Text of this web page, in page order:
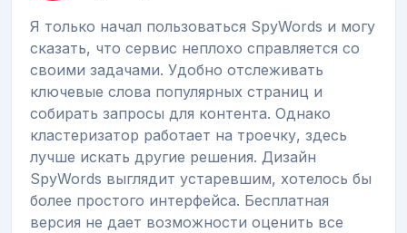
Я только начал пользоваться SpyWords и могу
сказать, что сервис неплохо справляется со
своими задачами. Удобно отслеживать
ключевые слова популярных страниц и
собирать запросы для контента. Однако
кластеризатор работает на троечку, здесь
лучше искать другие решения. Дизайн
SpyWords выглядит устаревшим, хотелось бы
более простого интерфейса. Бесплатная
версия не дает возможности оценить все